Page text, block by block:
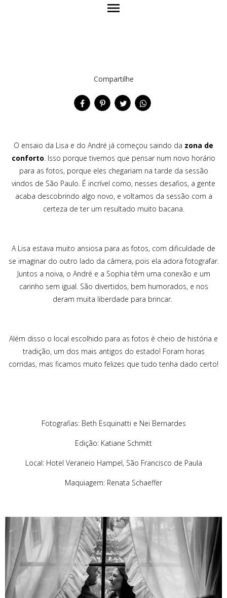
menu
Compartilhe
O ensaio da Lisa e do André já começou saindo da zona de
conforto. Isso porque tivemos que pensar num novo horário
para as fotos, porque eles chegariam na tarde da sessão
vindos de São Paulo. É incrível como, nesses desafios, a gente
acaba descobrindo algo novo, e voltamos da sessão com a
certeza de ter um resultado muito bacana.
A Lisa estava muito ansiosa para as fotos, com dificuldade de
se imaginar do outro lado da câmera, pois ela adora fotografar.
Juntos a noiva, o André e a Sophia têm uma conexão e um
carinho sem igual. São divertidos, bem humorados, e nos
deram muita liberdade para brincar.
Além disso o local escolhido para as fotos é cheio de história e
tradição, um dos mais antigos do estado! Foram horas
corridas, mas ficamos muito felizes que tudo tenha dado certo!
Fotografias: Beth Esquinatti e Nei Bernardes
Edição: Katiane Schmitt
Local: Hotel Veraneio Hampel, São Francisco de Paula
Maquiagem: Renata Schaeffer